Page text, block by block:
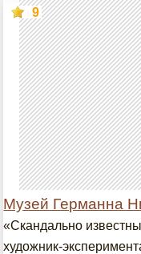
Музей Германна
9
«Скандально
художник-